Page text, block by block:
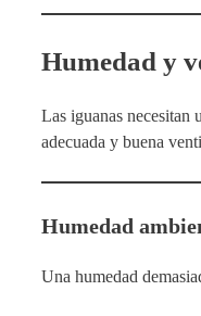
Humedad y
Las iguanas necesitan
adecuada y buena
Humedad
Una humedad